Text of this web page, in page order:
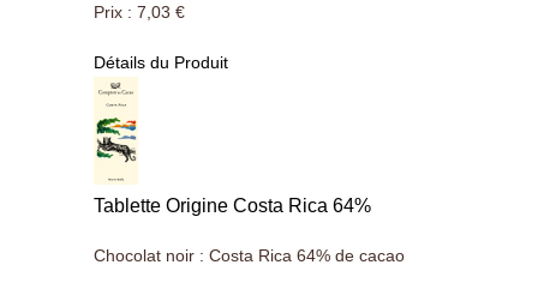
Prix : 7,03 €
Détails du Produit
Tablette Origine Costa Rica 64%
Chocolat noir : Costa Rica 64% de cacao